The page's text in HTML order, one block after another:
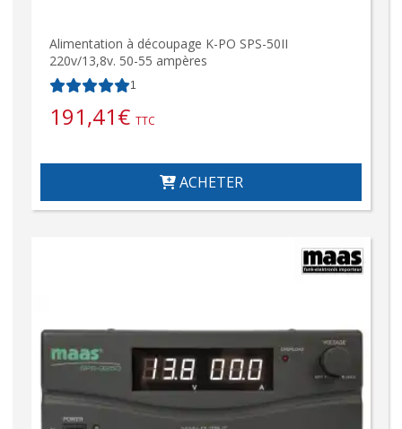
Alimentation à découpage K-PO SPS-50II
220v/13,8v. 50-55 ampères
1
191,41€ TTC
ACHETER